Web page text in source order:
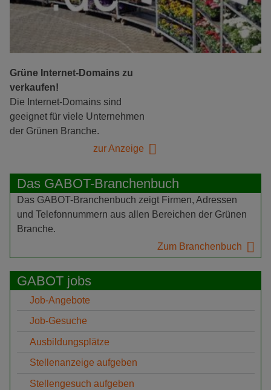
Grüne Internet-Domains zu
verkaufen!
Die Internet-Domains sind
geeignet für viele Unternehmen
der Grünen Branche.
zur Anzeige
Das GABOT-Branchenbuch
Das GABOT-Branchenbuch zeigt Firmen, Adressen
und Telefonnummern aus allen Bereichen der Grünen
Branche.
Zum Branchenbuch
GABOT jobs
Job-Angebote
Job-Gesuche
Ausbildungsplätze
Stellenanzeige aufgeben
Stellengesuch aufgeben